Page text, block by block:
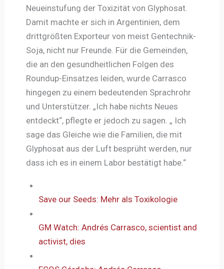
Neueinstufung der Toxizität von Glyphosat.
Damit machte er sich in Argentinien, dem
drittgrößten Exporteur von meist Gentechnik-
Soja, nicht nur Freunde. Für die Gemeinden,
die an den gesundheitlichen Folgen des
Roundup-Einsatzes leiden, wurde Carrasco
hingegen zu einem bedeutenden Sprachrohr
und Unterstützer. „Ich habe nichts Neues
entdeckt“, pflegte er jedoch zu sagen. „ Ich
sage das Gleiche wie die Familien, die mit
Glyphosat aus der Luft besprüht werden, nur
dass ich es in einem Labor bestätigt habe.“
Save our Seeds: Mehr als Toxikologie
GM Watch: Andrés Carrasco, scientist and
activist, dies